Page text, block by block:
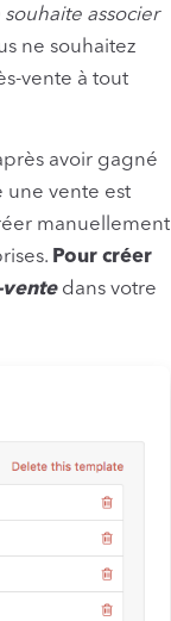
associer
ne souhaitez
vente à tout
avoir gagné
une vente est
manuellement
Pour créer
ventedans votre